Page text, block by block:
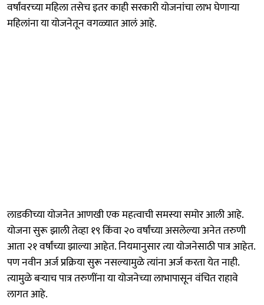
वर्षांवरच्या महिला तसेच इतर काही सरकारी योजनांचा लाभ घेणाऱ्या
महिलांना या योजनेतून वगळ्यात आलं आहे.
लाडकीच्या योजनेत आणखी एक महत्वाची समस्या समोर आली आहे.
योजना सुरू झाली तेव्हा १९ किंवा २० वर्षांच्या असलेल्या अनेत तरुणी
आता २१ वर्षांच्या झाल्या आहेत. नियमानुसार त्या योजनेसाठी पात्र आहेत.
पण नवीन अर्ज प्रक्रिया सुरू नसल्यामुळे त्यांना अर्ज करता येत नाही.
त्यामुळे बऱ्याच पात्र तरुणींना या योजनेच्या लाभापासून वंचित राहावे
लागत आहे.